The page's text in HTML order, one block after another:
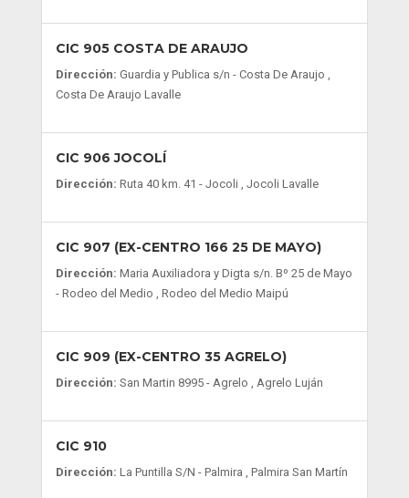
CIC 905 COSTA DE ARAUJO
Dirección: Guardia y Publica s/n - Costa De Araujo ,
Costa De Araujo Lavalle
CIC 906 JOCOLÍ
Dirección: Ruta 40 km. 41 - Jocoli , Jocoli Lavalle
CIC 907 (EX-CENTRO 166 25 DE MAYO)
Dirección: Maria Auxiliadora y Digta s/n. Bº 25 de Mayo
- Rodeo del Medio , Rodeo del Medio Maipú
CIC 909 (EX-CENTRO 35 AGRELO)
Dirección: San Martin 8995 - Agrelo , Agrelo Luján
CIC 910
Dirección: La Puntilla S/N - Palmira , Palmira San Martín